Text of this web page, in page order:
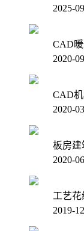
2025-
CAD
2020-
CAD
2020-
板房建
2020-
工艺花
2019-